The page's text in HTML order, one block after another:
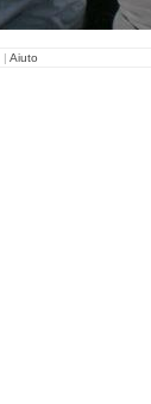
| Aiuto